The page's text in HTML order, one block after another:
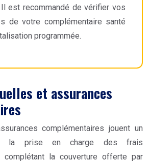
est recommandé de vérifier vos
de votre complémentaire santé
programmée.
et assurances
complémentaires jouent un
la prise en charge des frais
complétant la couverture offerte par